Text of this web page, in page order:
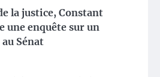
la justice, Constant
une enquête sur un
Sénat